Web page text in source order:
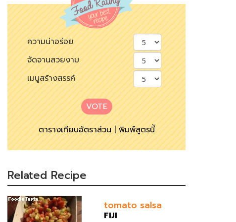
ความน่าอร่อย
จัดจานสวยงาม
เมนูสร้างสรรค์
VOTE
ตารางเทียบอัตราส่วน|พิมพ์สูตรนี้
Related Recipe
tomato salsa
FIJI